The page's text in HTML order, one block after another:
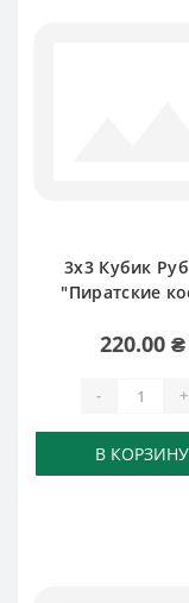
3х3 Кубик
"Пиратские
220.00 ₴
- +
В КОРЗИНУ